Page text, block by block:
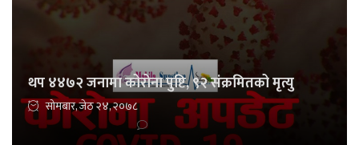
थप ४४७२ जनामा कोरोना पुष्टि, ९२ संक्रमितको मृत्यु
सोमबार, जेठ २४, २०७८